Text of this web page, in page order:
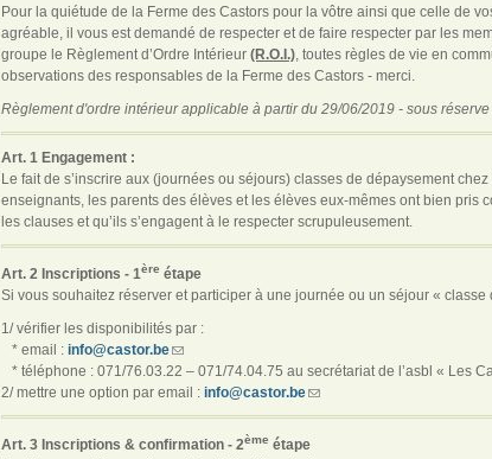
Pour la quiétude de la Ferme des Castors pour la vôtre ainsi que celle de
agréable, il vous est demandé de respecter et de faire respecter par les
groupe le Règlement d’Ordre Intérieur (R.O.I.), toutes règles de vie en
observations des responsables de la Ferme des Castors - merci.
Règlement d'ordre intérieur applicable à partir du 29/06/2019 - sous
Art. 1 Engagement :
Le fait de s’inscrire aux (journées ou séjours) classes de dépaysement
enseignants, les parents des élèves et les élèves eux-mêmes ont bien pris
les clauses et qu’ils s’engagent à le respecter scrupuleusement.
Art. 2 Inscriptions - 1ère étape
Si vous souhaitez réserver et participer à une journée ou un séjour « classe
1/ vérifier les disponibilités par :
* email : info@castor.be
* téléphone : 071/76.03.22 – 071/74.04.75 au secrétariat de l’asbl « Les
2/ mettre une option par email : info@castor.be
Art. 3 Inscriptions & confirmation - 2ème étape